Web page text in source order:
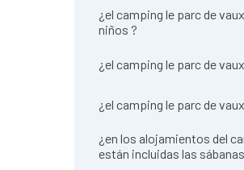
¿el camping le parc de
niños ?
¿el camping le parc de
¿el camping le parc de
¿en los alojamientos del
están incluidas las